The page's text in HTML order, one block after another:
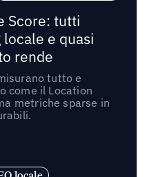
Score: tutti
e quasi
rende
tutto e
come il Location
metriche sparse in